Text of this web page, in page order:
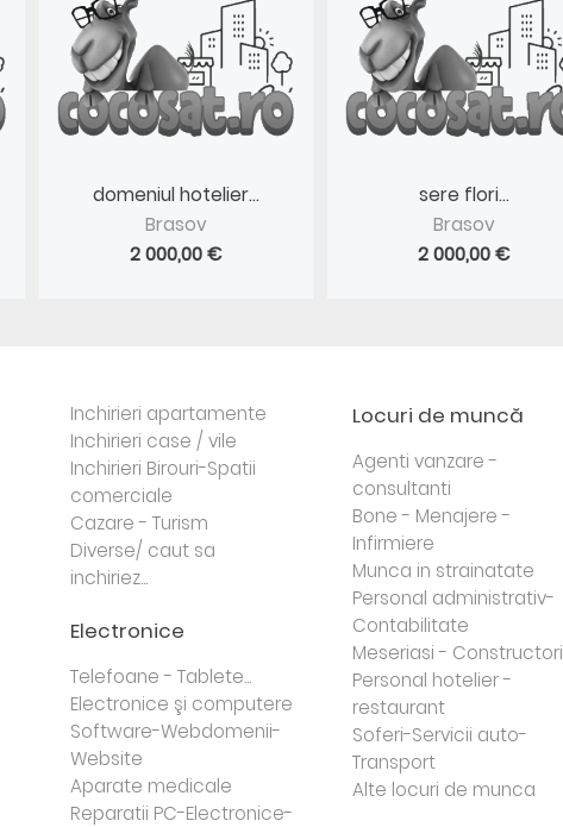
domeniul hotelier...
Brasov
2 000,00 €
sere flori...
Brasov
2 000,00 €
Inchirieri apartamente
Inchirieri case / vile
Inchirieri Birouri-Spatii
comerciale
Cazare - Turism
Diverse/ caut sa
inchiriez...
Electronice
Telefoane - Tablete...
Electronice şi computere
Software-Webdomenii-
Website
Aparate medicale
Reparatii PC-Electronice-
Locuri de muncă
Agenti vanzare -
consultanti
Bone - Menajere -
Infirmiere
Munca in strainatate
Personal administrativ-
Contabilitate
Meseriasi - Constructori
Personal hotelier -
restaurant
Soferi-Servicii auto-
Transport
Alte locuri de munca